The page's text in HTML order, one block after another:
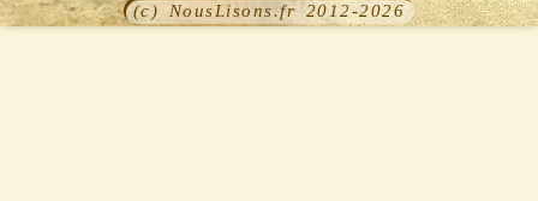
(c) NousLisons.fr 2012-2026